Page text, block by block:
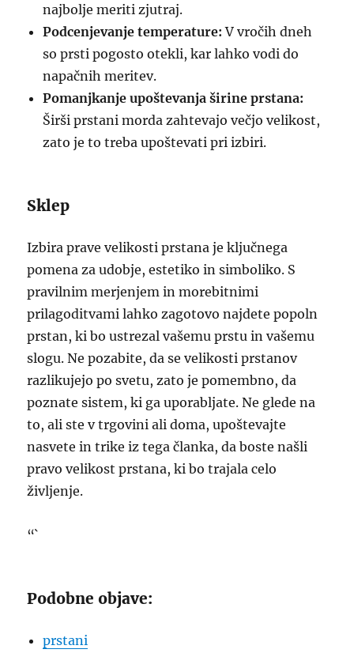
najbolje meriti zjutraj.
Podcenjevanje temperature: V vročih dneh
so prsti pogosto otekli, kar lahko vodi do
napačnih meritev.
Pomanjkanje upoštevanja širine prstana:
Širši prstani morda zahtevajo večjo velikost,
zato je to treba upoštevati pri izbiri.
Sklep
Izbira prave velikosti prstana je ključnega
pomena za udobje, estetiko in simboliko. S
pravilnim merjenjem in morebitnimi
prilagoditvami lahko zagotovo najdete popoln
prstan, ki bo ustrezal vašemu prstu in vašemu
slogu. Ne pozabite, da se velikosti prstanov
razlikujejo po svetu, zato je pomembno, da
poznate sistem, ki ga uporabljate. Ne glede na
to, ali ste v trgovini ali doma, upoštevajte
nasvete in trike iz tega članka, da boste našli
pravo velikost prstana, ki bo trajala celo
življenje.
“`
Podobne objave:
prstani